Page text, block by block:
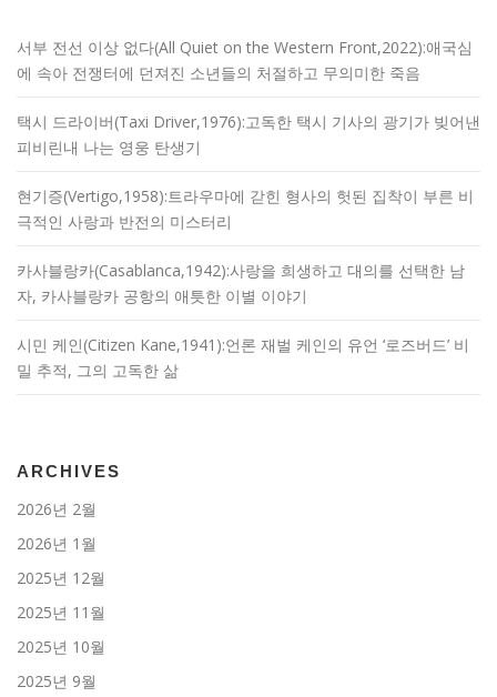
서부 전선 이상 없다(All Quiet on the Western Front,2022):애국심
에 속아 전쟁터에 던져진 소년들의 처절하고 무의미한 죽음
택시 드라이버(Taxi Driver,1976):고독한 택시 기사의 광기가 빚어낸
피비린내 나는 영웅 탄생기
현기증(Vertigo,1958):트라우마에 갇힌 형사의 헛된 집착이 부른 비
극적인 사랑과 반전의 미스터리
카사블랑카(Casablanca,1942):사랑을 희생하고 대의를 선택한 남
자, 카사블랑카 공항의 애틋한 이별 이야기
시민 케인(Citizen Kane,1941):언론 재벌 케인의 유언 ‘로즈버드’ 비
밀 추적, 그의 고독한 삶
ARCHIVES
2026년 2월
2026년 1월
2025년 12월
2025년 11월
2025년 10월
2025년 9월